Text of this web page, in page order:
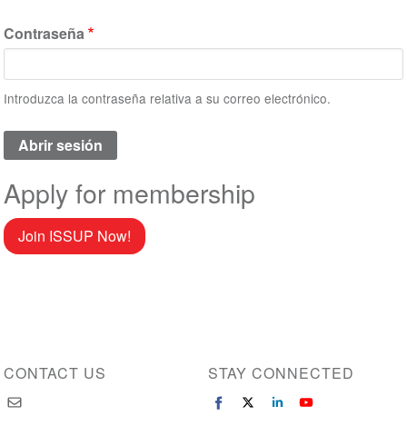
Contraseña
Introduzca la contraseña relativa a su correo electrónico.
Apply for membership
Join ISSUP Now!
CONTACT US STAY CONNECTED